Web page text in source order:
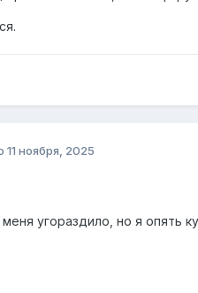
11 ноября, 2025
угораздило, но я опять